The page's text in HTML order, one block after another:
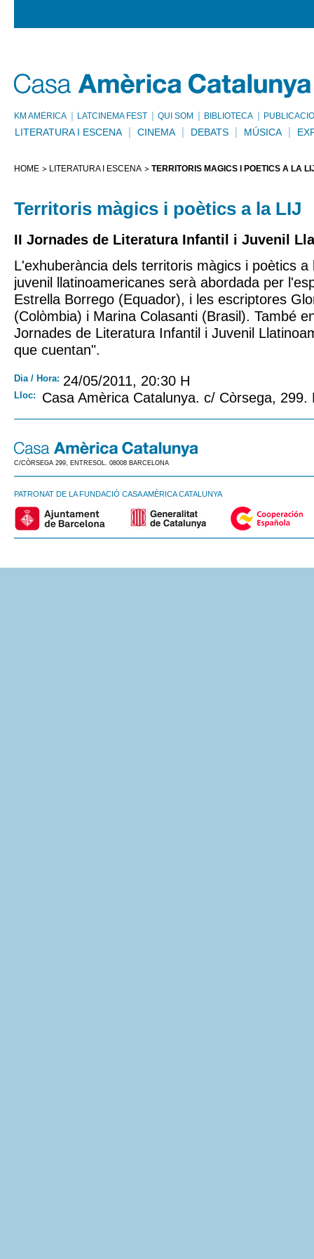
KM AMÈRICA LATCINEMA FEST QUI SOM BIBLIOTECA
LITERATURA I ESCENA CINEMA DEBATS MÚSICA
HOME LITERATURA I ESCENA TERRITORIS MÀGICS I POÈTICS A LA
Territoris màgics i poètics a la LIJ
II Jornades de Literatura Infantil i Juvenil
L'exhuberància dels territoris màgics i poètics
juvenil llatinoamericanes serà abordada per
Estrella Borrego (Equador), i les escriptores
(Colòmbia) i Marina Colasanti (Brasil). També
Jornades de Literatura Infantil i Juvenil
que cuentan".
Dia / Hora: 24/05/2011, 20:30 H
Lloc: Casa Amèrica Catalunya. c/ Còrsega, 299.
C/CÒRSEGA 299, ENTRESOL. 08008 BARCELONA
PATRONAT DE LA FUNDACIÓ CASA AMÈRICA CATALUNYA